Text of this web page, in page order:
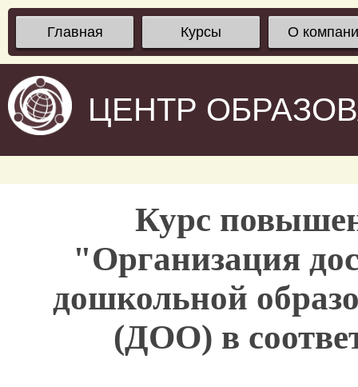
Главная Курсы О
ЦЕНТР
Курс
"Организация
дошкольной
(ДОО) в